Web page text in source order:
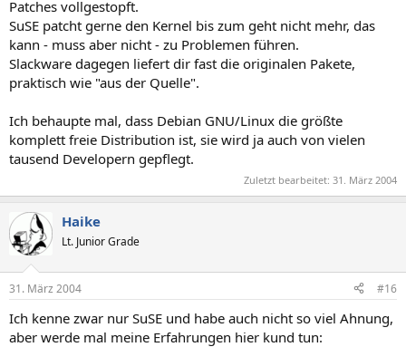
Patches vollgestopft.
SuSE patcht gerne den Kernel bis zum geht nicht mehr, das
kann - muss aber nicht - zu Problemen führen.
Slackware dagegen liefert dir fast die originalen Pakete,
praktisch wie "aus der Quelle".
Ich behaupte mal, dass Debian GNU/Linux die größte
komplett freie Distribution ist, sie wird ja auch von vielen
tausend Developern gepflegt.
Zuletzt bearbeitet: 31. März 2004
Haike
Lt. Junior Grade
31. März 2004 #16
Ich kenne zwar nur SuSE und habe auch nicht so viel Ahnung,
aber werde mal meine Erfahrungen hier kund tun: